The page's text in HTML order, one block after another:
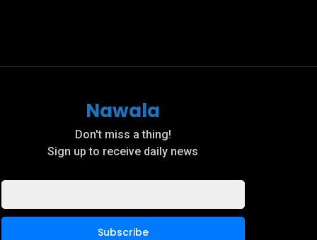
Nawala
Don't miss a thing!
Sign up to receive daily news